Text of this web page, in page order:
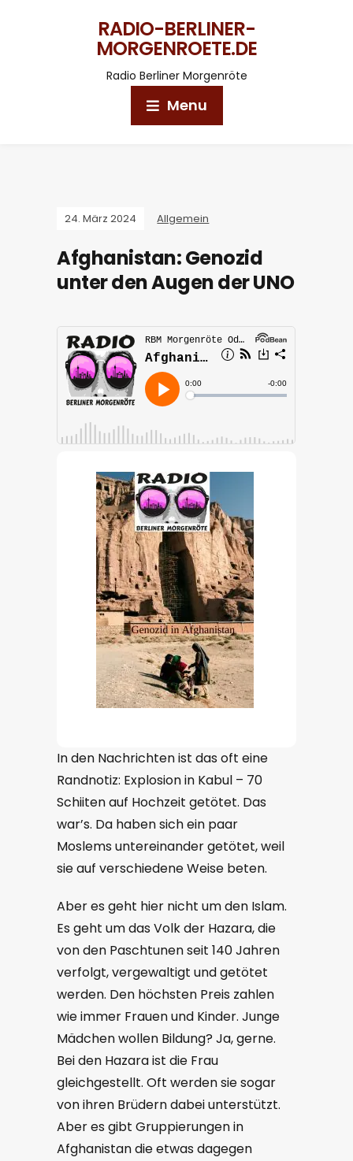
RADIO-BERLINER-
MORGENROETE.DE
Radio Berliner Morgenröte
Menu
24. März 2024 Allgemein
Afghanistan: Genozid
unter den Augen der UNO
In den Nachrichten ist das oft eine
Randnotiz: Explosion in Kabul – 70
Schiiten auf Hochzeit getötet. Das
war’s. Da haben sich ein paar
Moslems untereinander getötet, weil
sie auf verschiedene Weise beten.
Aber es geht hier nicht um den Islam.
Es geht um das Volk der Hazara, die
von den Paschtunen seit 140 Jahren
verfolgt, vergewaltigt und getötet
werden. Den höchsten Preis zahlen
wie immer Frauen und Kinder. Junge
Mädchen wollen Bildung? Ja, gerne.
Bei den Hazara ist die Frau
gleichgestellt. Oft werden sie sogar
von ihren Brüdern dabei unterstützt.
Aber es gibt Gruppierungen in
Afghanistan die etwas dagegen